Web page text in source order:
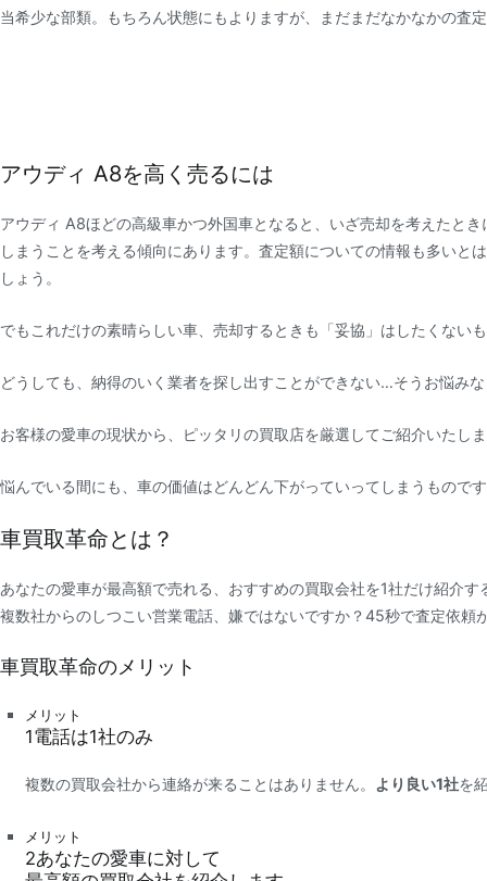
当希少な部類。もちろん状態にもよりますが、まだまだなかなかの査
アウディ A8を高く売るには
アウディ A8ほどの高級車かつ外国車となると、いざ売却を考えたと
しまうことを考える傾向にあります。査定額についての情報も多い
しょう。
でもこれだけの素晴らしい車、売却するときも「妥協」はしたくない
どうしても、納得のいく業者を探し出すことができない…そうお悩み
お客様の愛車の現状から、ピッタリの買取店を厳選してご紹介いたし
悩んでいる間にも、車の価値はどんどん下がっていってしまうもので
車買取革命とは？
あなたの愛車が最高額で売れる、おすすめの買取会社を1社だけ紹介す
複数社からのしつこい営業電話、嫌ではないですか？45秒で査定依頼
車買取革命のメリット
メリット
1電話は1社のみ
複数の買取会社から連絡が来ることはありません。 より良い1社を
メリット
2あなたの愛車に対して